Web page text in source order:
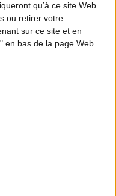
qu’à ce site Web.
ou retirer votre
sur ce site et en
en bas de la page Web.